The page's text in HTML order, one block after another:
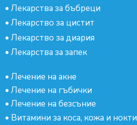
• Лекарства за бъбреци
• Лекарство за цистит
• Лекарство за диария
• Лекарства за запек
• Лечение на акне
• Лечение на гъбички
• Лечение на безсъние
• Витамини за коса, кожа и нокти